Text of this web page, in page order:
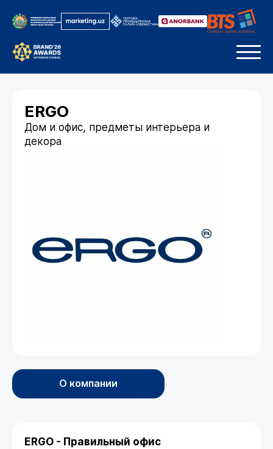
ERGO
Дом и офис, предметы интерьера и
декора
О компании
ERGO - Правильный офис